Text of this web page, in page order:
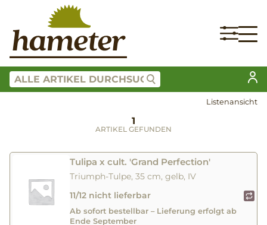
Listenansicht
1
ARTIKEL GEFUNDEN
Tulipa x cult. 'Grand Perfection'
Triumph-Tulpe, 35 cm, gelb, IV
11/12 nicht lieferbar
Ab sofort bestellbar – Lieferung erfolgt ab
Ende September